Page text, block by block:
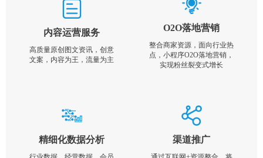
内容运营服务
高质量原创图文资讯，创意
文案，内容为王，流量为主
O2O落地营销
整合商家资源，面向行业热
点，小程序O2O落地营销，
实现粉丝裂变式增长
精细化数据分析 渠道推广